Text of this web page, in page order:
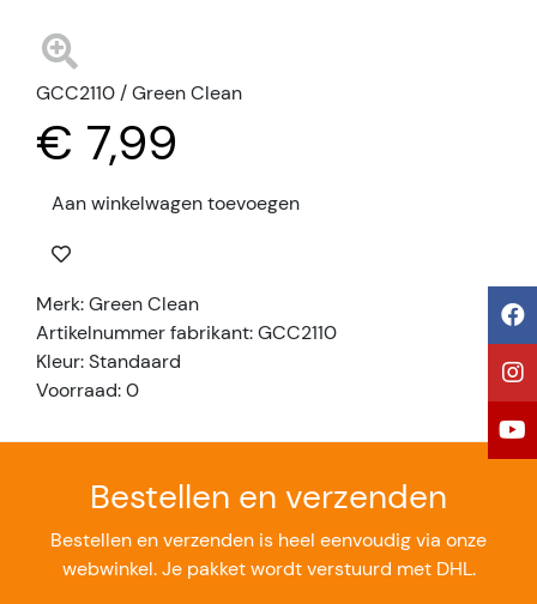
GCC2110 / Green Clean
€ 7,99
Aan winkelwagen toevoegen
Merk: Green Clean
Artikelnummer fabrikant: GCC2110
Kleur: Standaard
Voorraad: 0
Bestellen en verzenden
Bestellen en verzenden is heel eenvoudig via onze
webwinkel. Je pakket wordt verstuurd met DHL.